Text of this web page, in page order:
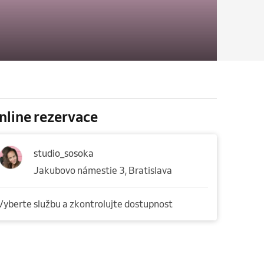
rezervace
studio_sosoka
Jakubovo námestie 3, Bratislava
službu a zkontrolujte dostupnost